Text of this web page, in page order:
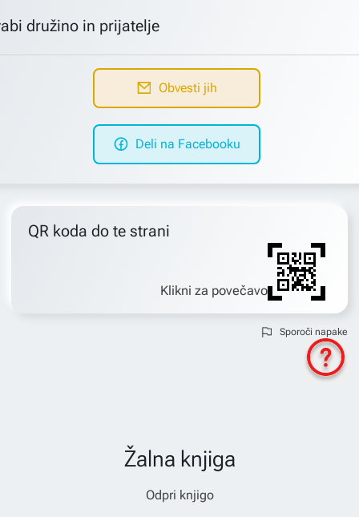
družino in prijatelje
Obvesti jih
Deli na Facebooku
QR koda do te strani
Klikni za povečavo
Sporoči napake
Žalna knjiga
Odpri knjigo